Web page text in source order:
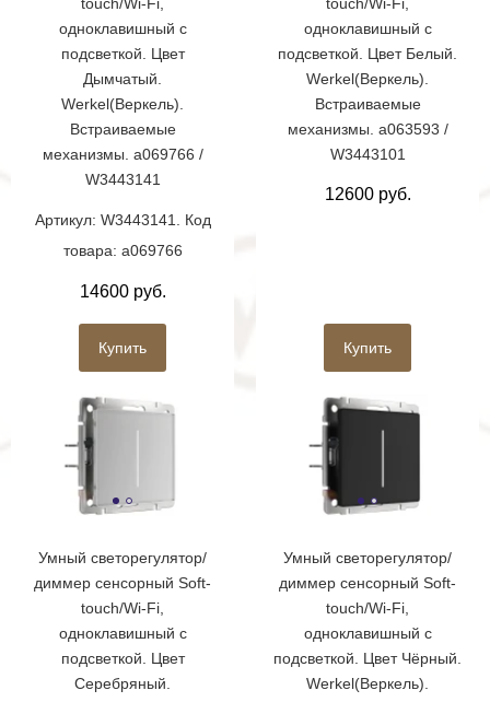
одноклавишный с
подсветкой. Цвет
Дымчатый.
Werkel(Веркель).
Встраиваемые
механизмы. a069766 /
W3443141
Артикул: W3443141. Код
товара: a069766
14600 руб.
Купить
одноклавишный с
подсветкой. Цвет Белый.
Werkel(Веркель).
Встраиваемые
механизмы. a063593 /
W3443101
12600 руб.
Купить
Умный светорегулятор/
диммер сенсорный Soft-
touch/Wi-Fi,
одноклавишный с
подсветкой. Цвет
Серебряный.
Умный светорегулятор/
диммер сенсорный Soft-
touch/Wi-Fi,
одноклавишный с
подсветкой. Цвет Чёрный.
Werkel(Веркель).